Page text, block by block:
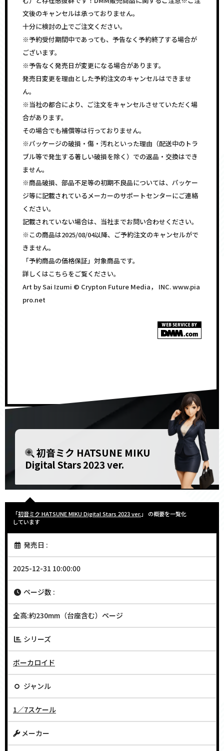
文後のキャンセルは承っておりません。
十分に検討の上でご注文ください。
※予約受付期間中であっても、予告なく予約終了する場合が
ございます。
※予告なく発売日が変更になる場合があります。
発売日変更を理由とした予約注文のキャンセルはできませ
ん。
※当社の都合により、ご注文をキャンセルさせていただく場
合があります。
その場合でも補償等は行っておりません。
※パッケージの破損・傷・汚れといった理由（配送中のトラ
ブル等で発生する著しい破損を除く）での返品・交換はでき
ません。
※商品破損、部品不足等の初期不良品については、パッケー
ジ等に記載されているメーカーのサポートセンターにご連絡
ください。
記載されていない場合は、当社までお問い合わせください。
※この商品は2025/08/04以降、ご予約注文のキャンセルがで
きません。
「予約商品の価格保証」対象商品です。
詳しくはこちらをご覧ください。
Art by Sai Izumi © Crypton Future Media， INC. www.pia
pro.net
初音ミク HATSUNE MIKU
Digital Stars 2023 ver.
「初音ミク HATSUNE MIKU Digital Stars 2023 ver. 」 の概要を一覧化
しています
発売日 :
2025-12-31 10:00:00
ページ数 :
全高:約230mm（台座含む）ページ
シリーズ
ボーカロイド
ジャンル
1／7スケール
メーカー